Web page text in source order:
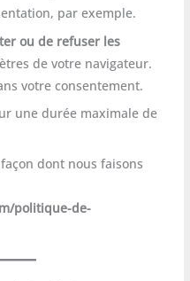
par exemple.
ou de refuser les
de votre navigateur.
votre consentement.
une durée maximale de
dont nous faisons
politique-de-